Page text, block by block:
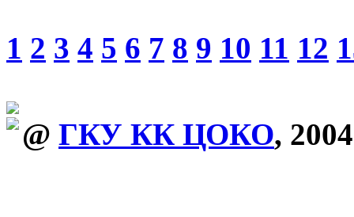
1 2 3 4 5 6 7 8 9 10 11 12
@ ГКУ КК ЦОКО,